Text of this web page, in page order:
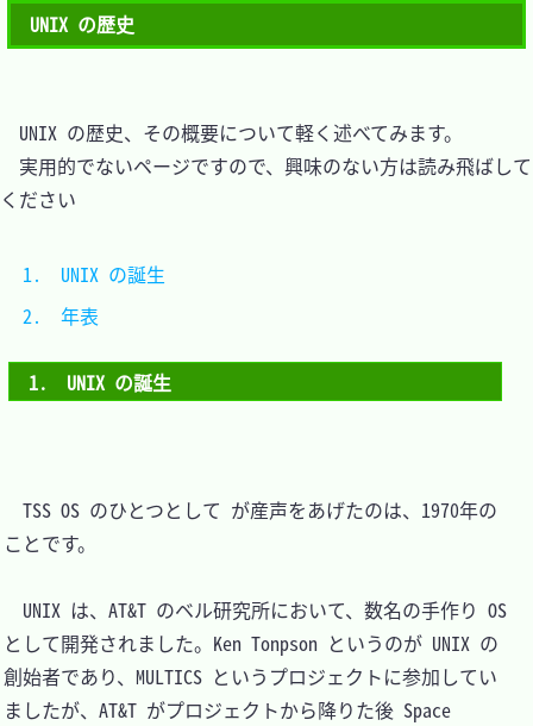
UNIX の歴史
UNIX の歴史、その概要について軽く述べてみます。
実用的でないページですので、興味のない方は読み飛ばして
ください
1.　UNIX の誕生
2.　年表
1.　UNIX の誕生
TSS OS のひとつとして が産声をあげたのは、1970年の
ことです。
UNIX は、AT&T のベル研究所において、数名の手作り OS
として開発されました。Ken Tonpson というのが UNIX の
創始者であり、MULTICS というプロジェクトに参加してい
ましたが、AT&T がプロジェクトから降りた後 Space